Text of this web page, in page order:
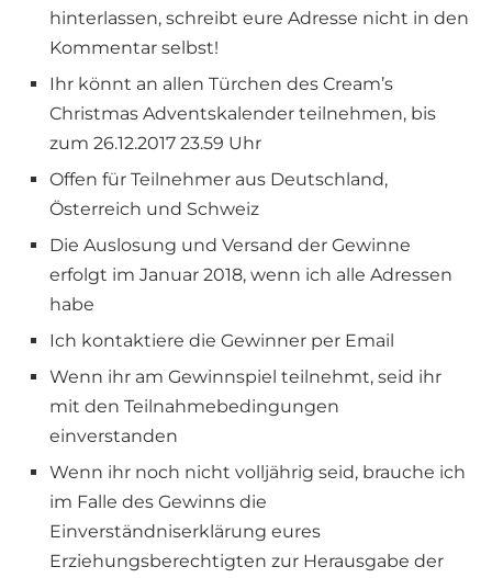
hinterlassen, schreibt eure Adresse nicht in den
Kommentar selbst!
Ihr könnt an allen Türchen des Cream’s
Christmas Adventskalender teilnehmen, bis
zum 26.12.2017 23.59 Uhr
Offen für Teilnehmer aus Deutschland,
Österreich und Schweiz
Die Auslosung und Versand der Gewinne
erfolgt im Januar 2018, wenn ich alle Adressen
habe
Ich kontaktiere die Gewinner per Email
Wenn ihr am Gewinnspiel teilnehmt, seid ihr
mit den Teilnahmebedingungen
einverstanden
Wenn ihr noch nicht volljährig seid, brauche ich
im Falle des Gewinns die
Einverständniserklärung eures
Erziehungsberechtigten zur Herausgabe der